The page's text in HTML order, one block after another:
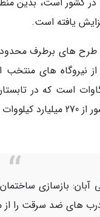
یافته است.
طرح های برطرف
نیروگاه های
ظرفیت فراوری به میزان 300
آذرماه میزان فراوری
آبان: بازسازی
های ضد سرقت را از